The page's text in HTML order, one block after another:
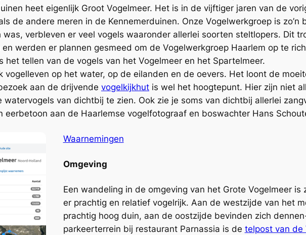
heet eigenlijk Groot Vogelmeer. Het is in de vijftiger jaren van de
de andere meren in de Kennemerduinen. Onze Vogelwerkgroep is
verbleven er veel vogels waaronder allerlei soorten steltlopers. Dit
werden er plannen gesmeed om de Vogelwerkgroep Haarlem op te
het tellen van de vogels van het Vogelmeer en het Spartelmeer.
vogelleven op het water, op de eilanden en de oevers. Het loont de
aan de drijvende vogelkijkhut is wel het hoogtepunt. Hier zijn niet
watervogels van dichtbij te zien. Ook zie je soms van dichtbij allerlei
eerbetoon aan de Haarlemse vogelfotograaf en boswachter Hans
Waarnemingen
Omgeving
Een wandeling in de omgeving van het Grote Vogelmeer
er prachtig en relatief vogelrijk. Aan de westzijde van het
prachtig hoog duin, aan de oostzijde bevinden zich
parkeerterrein bij restaurant Parnassia is de telpost van de